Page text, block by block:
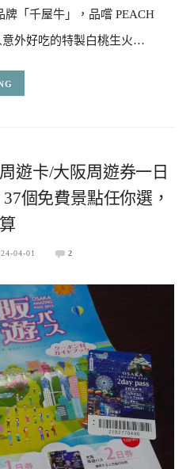
「千屋牛」，品嚐 PEACH
意外好吃的特製白桃生火…
遊卡/大阪周遊券一日
個免費景點任你選，
04-01 2